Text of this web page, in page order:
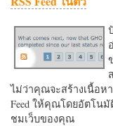
ไม่ว่าคุณจะสร้างเนื้อหา
Feed ให้คุณโดยอัตโน
ชมเว็บของคุณ